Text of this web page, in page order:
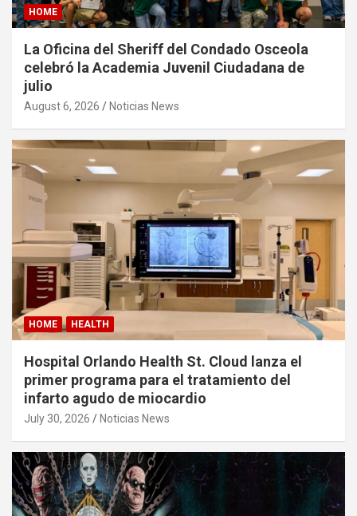
HOME
La Oficina del Sheriff del Condado Osceola
celebró la Academia Juvenil Ciudadana de
julio
August 6, 2026 Noticias News
HOME HEALTH
Hospital Orlando Health St. Cloud lanza el
primer programa para el tratamiento del
infarto agudo de miocardio
July 30, 2026 Noticias News